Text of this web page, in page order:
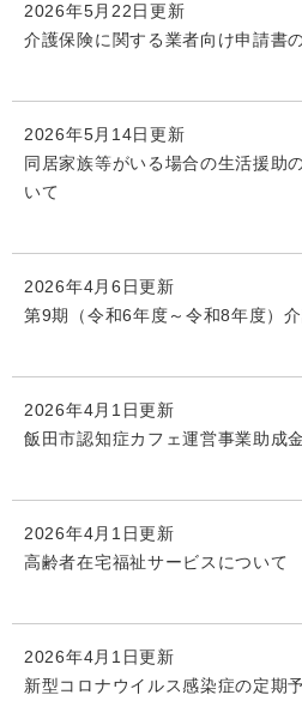
2026年5月22日更新
介護保険に関する業者向け申請書
2026年5月14日更新
同居家族等がいる場合の生活援助
いて
2026年4月6日更新
第9期（令和6年度～令和8年度）
2026年4月1日更新
飯田市認知症カフェ運営事業助成
2026年4月1日更新
高齢者在宅福祉サービスについて
2026年4月1日更新
新型コロナウイルス感染症の定期